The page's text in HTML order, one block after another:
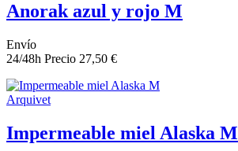
Anorak azul y rojo M
Envío
24/48h Precio 27,50 €
Arquivet
Impermeable miel Alaska M